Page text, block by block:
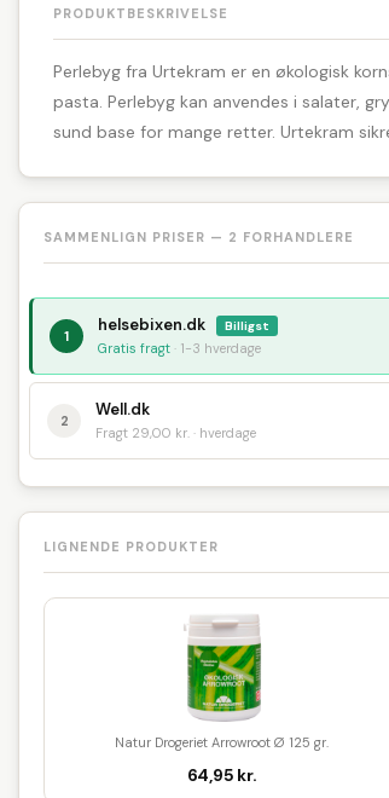
PRODUKTBESKRIVELSE
Perlebyg fra Urtekram er en økologisk
pasta. Perlebyg kan anvendes i salater,
sund base for mange retter. Urtekram
SAMMENLIGN PRISER — 2 FORHANDLERE
1
helsebixen.dk Billigst
Gratis fragt · 1-3 hverdage
2
Well.dk
Fragt 29,00 kr. · hverdage
LIGNENDE PRODUKTER
Natur Drogeriet Arrowroot Ø 125 gr.
64,95 kr.